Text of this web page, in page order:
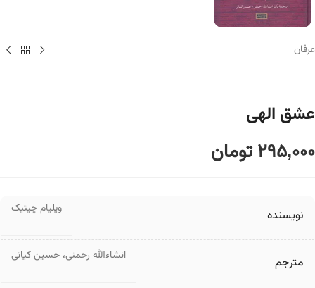
عرفان
عشق الهی
295,000تومان
نویسنده ویلیام چیتیک
مترجم انشاءالله رحمتی، حسین کیانی